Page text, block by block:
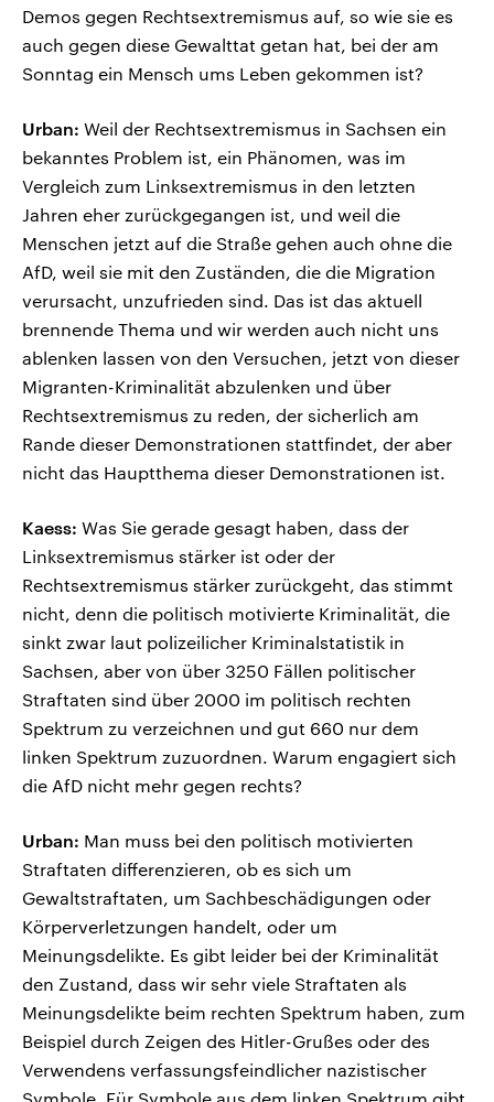
Demos gegen Rechtsextremismus auf, so wie sie es
auch gegen diese Gewalttat getan hat, bei der am
Sonntag ein Mensch ums Leben gekommen ist?
Urban: Weil der Rechtsextremismus in Sachsen ein
bekanntes Problem ist, ein Phänomen, was im
Vergleich zum Linksextremismus in den letzten
Jahren eher zurückgegangen ist, und weil die
Menschen jetzt auf die Straße gehen auch ohne die
AfD, weil sie mit den Zuständen, die die Migration
verursacht, unzufrieden sind. Das ist das aktuell
brennende Thema und wir werden auch nicht uns
ablenken lassen von den Versuchen, jetzt von dieser
Migranten-Kriminalität abzulenken und über
Rechtsextremismus zu reden, der sicherlich am
Rande dieser Demonstrationen stattfindet, der aber
nicht das Hauptthema dieser Demonstrationen ist.
Kaess: Was Sie gerade gesagt haben, dass der
Linksextremismus stärker ist oder der
Rechtsextremismus stärker zurückgeht, das stimmt
nicht, denn die politisch motivierte Kriminalität, die
sinkt zwar laut polizeilicher Kriminalstatistik in
Sachsen, aber von über 3250 Fällen politischer
Straftaten sind über 2000 im politisch rechten
Spektrum zu verzeichnen und gut 660 nur dem
linken Spektrum zuzuordnen. Warum engagiert sich
die AfD nicht mehr gegen rechts?
Urban: Man muss bei den politisch motivierten
Straftaten differenzieren, ob es sich um
Gewaltstraftaten, um Sachbeschädigungen oder
Körperverletzungen handelt, oder um
Meinungsdelikte. Es gibt leider bei der Kriminalität
den Zustand, dass wir sehr viele Straftaten als
Meinungsdelikte beim rechten Spektrum haben, zum
Beispiel durch Zeigen des Hitler-Grußes oder des
Verwendens verfassungsfeindlicher nazistischer